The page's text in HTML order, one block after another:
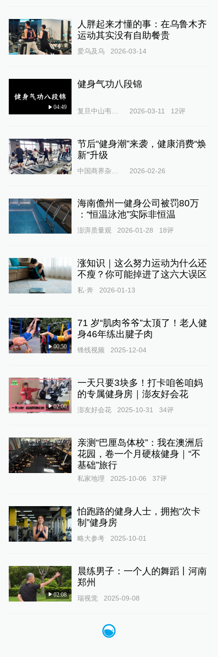
人胖起来才懂的事：在乌鲁木齐
运动其实没有自助餐贵
爱乌及乌 2026-03-14
04:49
健身气功八段锦
2026-03-11 12评
节后“健身潮”来袭，健康消费“焕
新”升级
中国商界杂志社 2026-02-26
海南儋州一健身公司被罚80万
：“恒温泳池”实际非恒温
澎湃质量观 2026-01-28 18评
涨知识｜这么努力运动为什么还
不瘦？你可能掉进了这六大误区
私·奔 2026-01-13
00:50
71 岁“肌肉爷爷”太顶了！老人健
身46年练出腱子肉
锋线视频 2025-12-04
02:00
一天只要3块多！打卡咱爸咱妈
的专属健身房｜澎友好会花
澎友好会花 2025-10-31 34评
亲测“巴厘岛体校”：我在澳洲后
花园，卷一个月硬核健身｜“不
基础”旅行
私家地理 2025-10-06 37评
怕跑路的健身人士，拥抱“次卡
制”健身房
略大参考 2025-10-01
02:08
晨练男子：一个人的舞蹈丨河南
郑州
瑞视觉 2025-09-08